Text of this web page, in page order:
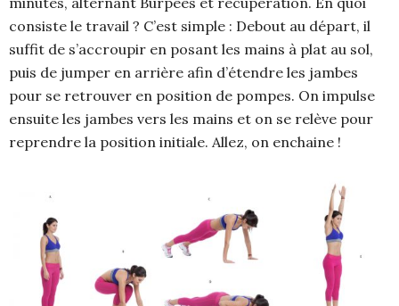
consiste le travail ? C’est simple : Debout au départ, il
suffit de s’accroupir en posant les mains à plat au sol,
puis de jumper en arrière afin d’étendre les jambes
pour se retrouver en position de pompes. On impulse
ensuite les jambes vers les mains et on se relève pour
reprendre la position initiale. Allez, on enchaine !